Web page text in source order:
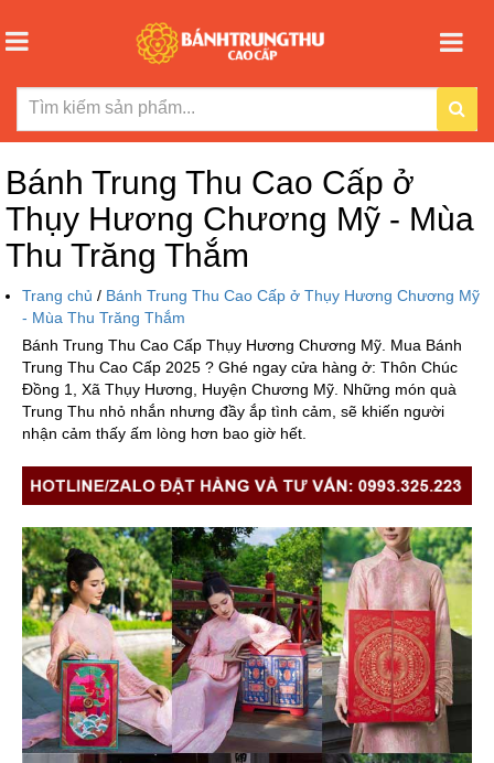
Bánh Trung Thu Cao Cấp ở
Thụy Hương Chương Mỹ - Mùa
Thu Trăng Thắm
Trang chủ / Bánh Trung Thu Cao Cấp ở Thụy Hương Chương Mỹ
- Mùa Thu Trăng Thắm
Bánh Trung Thu Cao Cấp Thụy Hương Chương Mỹ. Mua Bánh
Trung Thu Cao Cấp 2025 ? Ghé ngay cửa hàng ở: Thôn Chúc
Đồng 1, Xã Thụy Hương, Huyện Chương Mỹ. Những món quà
Trung Thu nhỏ nhắn nhưng đầy ắp tình cảm, sẽ khiến người
nhận cảm thấy ấm lòng hơn bao giờ hết.